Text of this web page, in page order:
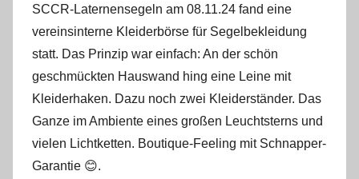
a
d
m
i
n
SCCR-Laternensegeln am 08.11.24 fand eine
vereinsinterne Kleiderbörse für Segelbekleidung
statt. Das Prinzip war einfach: An der schön
geschmückten Hauswand hing eine Leine mit
Kleiderhaken. Dazu noch zwei Kleiderständer. Das
Ganze im Ambiente eines großen Leuchtsterns und
vielen Lichtketten. Boutique-Feeling mit Schnapper-
Garantie 😊.